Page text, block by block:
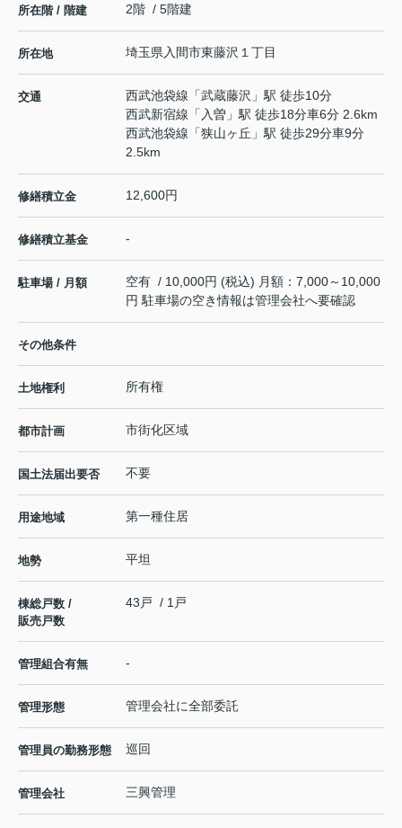
所在階 / 階建 2階 / 5階建
所在地 埼玉県 入間市東藤沢 １丁目
交通 西武池袋線 「武蔵藤沢 」駅 徒歩10分
西武新宿線 「 入曽 」駅 徒歩18分車6分 2.6km
西武池袋線 「狭山ヶ丘 」駅 徒歩29分車9分
2.5km
修繕積立金 12,600円
修繕積立基金 -
駐車場 / 月額
空有 / 10,000円 (税込) 月額：7,000～10,000
円 駐車場の空き情報は管理会社へ要確認
その他条件
土地権利 所有権
都市計画 市街化区域
国土法届出要否 不要
用途地域 第一種住居
地勢 平坦
棟総戸数 /
販売戸数
43戸 / 1戸
管理組合有無 -
管理形態 管理会社に全部委託
管理員の勤務形態 巡回
管理会社 三興管理